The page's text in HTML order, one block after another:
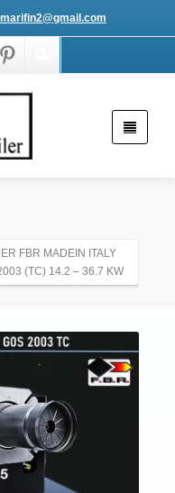
FBR MADEIN ITALY
(TC) 14.2 – 36.7 KW